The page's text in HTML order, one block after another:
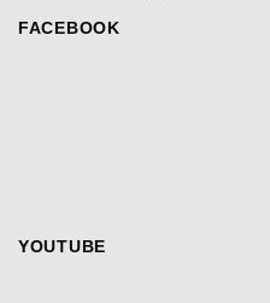
FACEBOOK
YOUTUBE